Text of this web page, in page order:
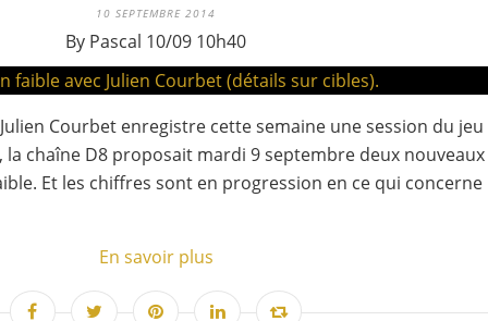
10 SEPTEMBRE 2014
By Pascal 10/09 10h40
Courbet enregistre cette semaine une session du jeu
la chaîne D8 proposait mardi 9 septembre deux nouveaux
Et les chiffres sont en progression en ce qui concerne
En savoir plus